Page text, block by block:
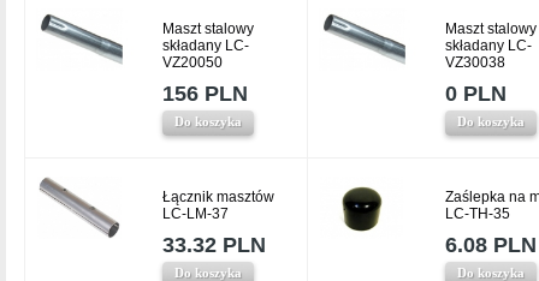
Maszt stalowy
składany LC-
VZ20050
156 PLN
Do koszyka
Maszt stalowy
składany LC-
VZ30038
0 PLN
Do koszyka
Łącznik masztów
LC-LM-37
33.32 PLN
Do koszyka
Zaślepka na
LC-TH-35
6.08 PLN
Do koszyka